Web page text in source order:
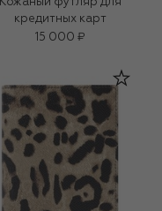
Кожаный футляр для
кредитных карт
15 000 ₽